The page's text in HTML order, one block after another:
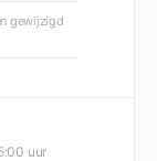
gewijzigd
uur